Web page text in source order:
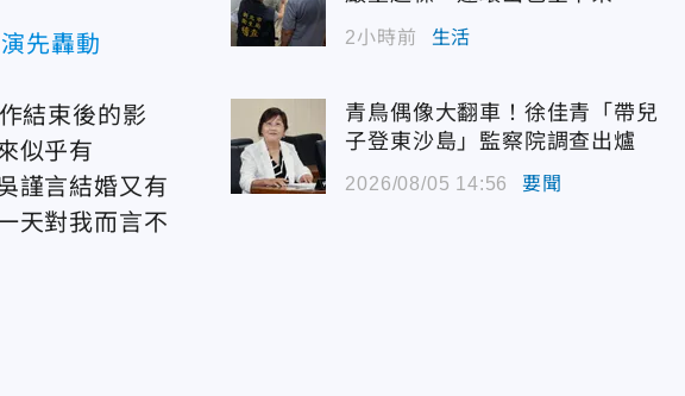
先轟動
結束後的影
似乎有
謹言結婚又有
天對我而言不
2小時前 生活
青鳥偶像大翻車！徐佳青「帶兒
子登東沙島」監察院調查出爐
2026/08/05 14:56 要聞